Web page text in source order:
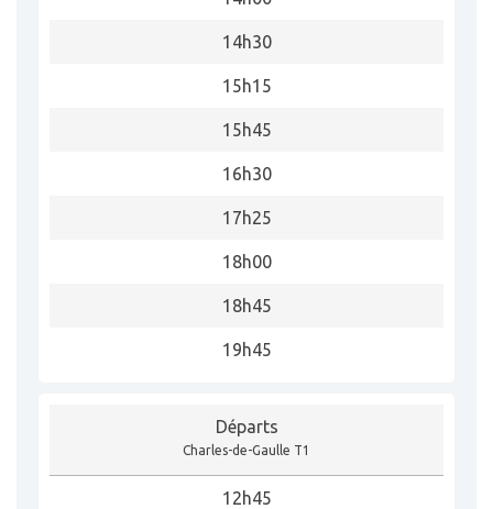
14h30
15h15
15h45
16h30
17h25
18h00
18h45
19h45
Départs
Charles-de-Gaulle T1
12h45